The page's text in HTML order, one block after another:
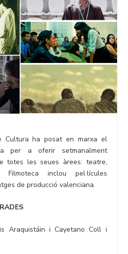
Cultura ha posat en marxa el
per a oferir setmanalment
totes les seues àrees: teatre,
inclou pel·lícules
de producció valenciana.
Araquistáin i Cayetano Coll i